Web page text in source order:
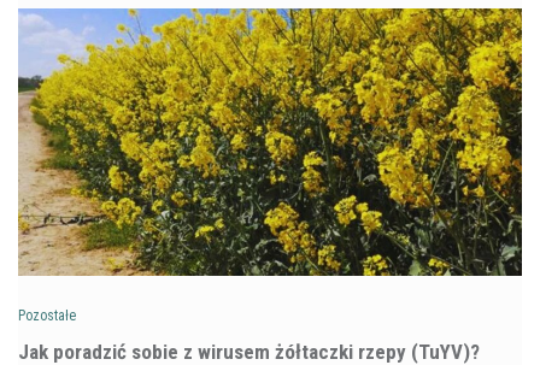
Pozostałe
​Jak poradzić sobie z wirusem żółtaczki rzepy (TuYV)?